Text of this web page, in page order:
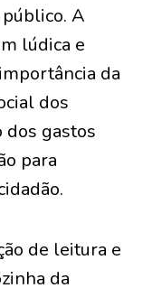
A
lúdica e
da
dos
gastos
para
de leitura e
da